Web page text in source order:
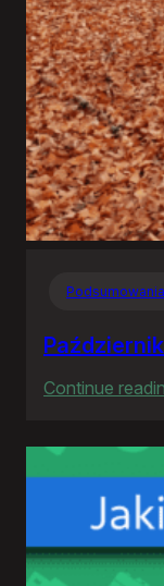
Continue